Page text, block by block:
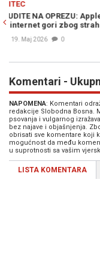
iPhoneTEKTONSKE
Cook, a na čelo
20. Apr. 2026
Komentari -
NAPOMENA: Komentari
redakcije Slobodna Bosna.
psovanja i vulgarnog
bez najave i objašnjenja.
obrisati sve komentare koji
mogućnost da među
u suprotnosti sa vašim
LISTA KOMENTARA